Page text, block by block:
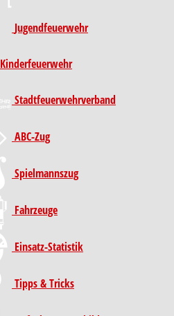
Jugendfeuerwehr
Kinder­feuer­wehr
Stadt­feuer­wehr­verband
ABC-Zug
Spielmannszug
Fahrzeuge
Einsatz-Statistik
Tipps & Tricks